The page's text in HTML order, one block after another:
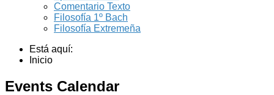
Comentario Texto
Filosofía 1º Bach
Filosofía Extremeña
Está aquí:
Inicio
Events Calendar